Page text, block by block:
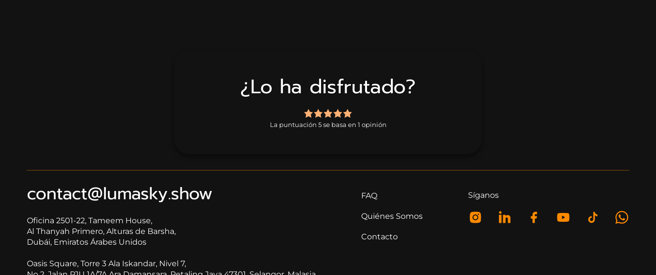
¿Lo ha disfrutado?
5,0
rating
La puntuación 5 se basa en 1 opinión
contact@lumasky.show
Oficina 2501-22, Tameem House,
​​​​​​​Al Thanyah Primero, Alturas de Barsha,
Dubái, Emiratos Árabes Unidos
Oasis Square, Torre 3 Ala Iskandar, Nivel 7,
FAQ
Quiénes Somos
Contacto
Síganos